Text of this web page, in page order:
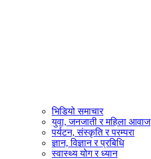
भिडियो समाचार
युवा, जनजाती र महिला आवाज
पर्यटन, संस्कृति र परम्परा
ज्ञान, विज्ञान र प्रबिधि
स्वास्थ्य योग र ध्यान